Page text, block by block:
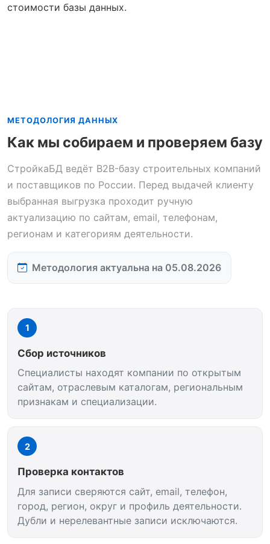
стоимости базы данных.
МЕТОДОЛОГИЯ ДАННЫХ
Как мы собираем и проверяем базу
СтройкаБД ведёт B2B-базу строительных компаний
и поставщиков по России. Перед выдачей клиенту
выбранная выгрузка проходит ручную
актуализацию по сайтам, email, телефонам,
регионам и категориям деятельности.
Методология актуальна на 05.08.2026
1
Сбор источников
Специалисты находят компании по открытым
сайтам, отраслевым каталогам, региональным
признакам и специализации.
2
Проверка контактов
Для записи сверяются сайт, email, телефон,
город, регион, округ и профиль деятельности.
Дубли и нерелевантные записи исключаются.